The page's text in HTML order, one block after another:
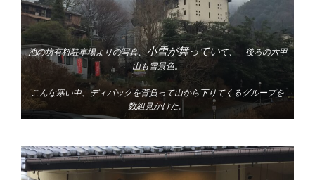
池の坊有料駐車場よりの写真、小雪が舞っていて、 後ろの六甲
山も雪景色。
こんな寒い中、ディパックを背負って山から下りてくるグループを
数組見かけた。